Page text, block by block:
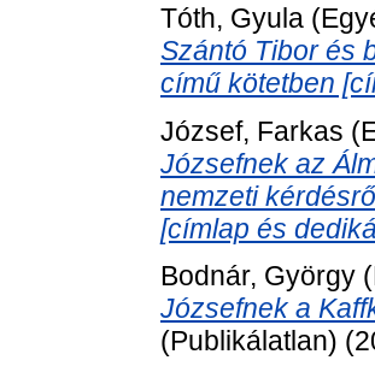
Tóth, Gyula
Szántó Tibor és
című kötetben
József, Farkas
Józsefnek az
nemzeti
[címlap és
Bodnár, György
Józsefnek a
(Publikálatlan)